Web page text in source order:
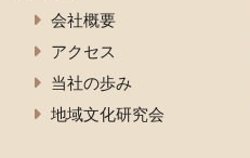
会社概要
アクセス
当社の歩み
地域文化研究会